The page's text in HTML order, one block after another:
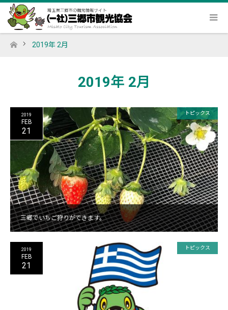
2019年 2月
2019年 2月
三郷でいちご狩りができます。
2019
FEB
21
トピックス
2019
FEB
21
トピックス